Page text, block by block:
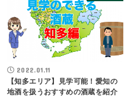
2022.01.11
【知多エリア】見学可能！愛知の
地酒を扱うおすすめの酒蔵を紹介